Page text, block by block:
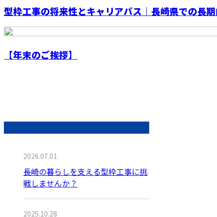
型枠工事の将来性とキャリアパス｜長崎県での長
【年末のご挨拶】
2026.07.01
長崎の暮らしを支える型枠工事に挑
戦しませんか？
2025.10.28